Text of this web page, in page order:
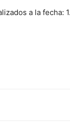
a la fecha: